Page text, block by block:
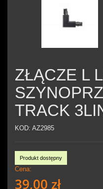
ZŁĄCZE L
TRACK
KOD: AZ2985
Produkt dostępny
Cena:
39,00 zł